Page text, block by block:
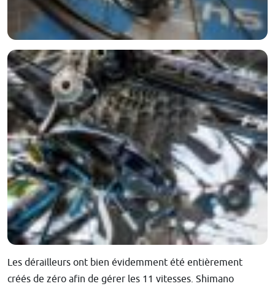
Les dérailleurs ont bien évidemment été entièrement
créés de zéro afin de gérer les 11 vitesses. Shimano